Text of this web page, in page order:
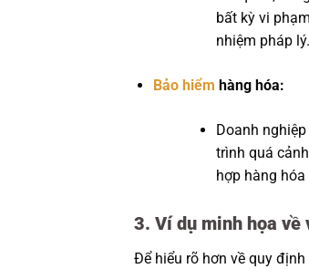
bất kỳ vi
nhiệm pháp lý.
Bảo hiểm hàng hóa:
Doanh
trình quá
hợp hàng
3. Ví dụ minh họa về
Để hiểu rõ hơn về quy